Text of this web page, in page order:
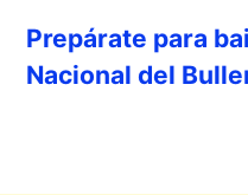
Prepárate para
Nacional del